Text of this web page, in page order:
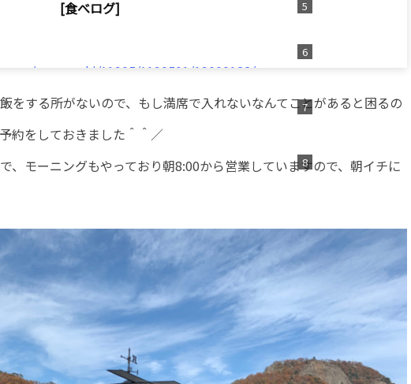
[食べログ]
yamanashi/A1905/A190501/19000122/
をする所がないので、もし満席で入れないなんてことがあると困るの
約をしておきました＾＾／
、モーニングもやっており朝8:00から営業していますので、朝イチに